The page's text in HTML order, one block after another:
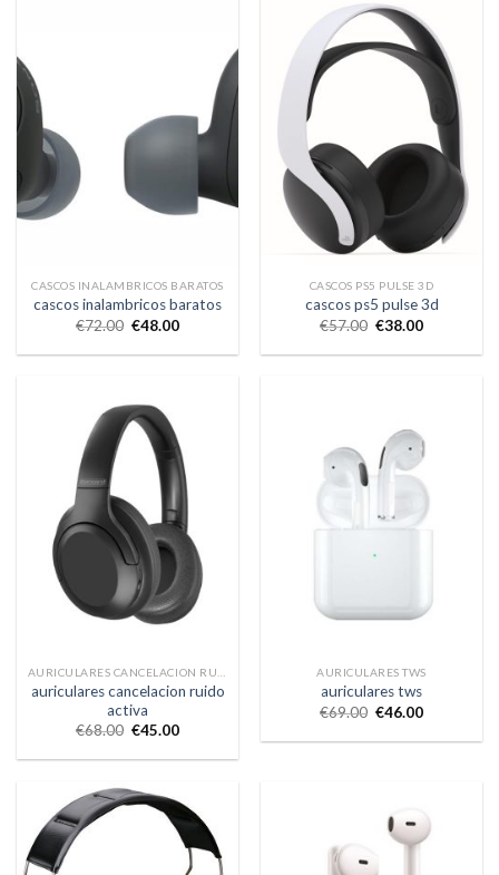
CASCOS INALAMBRICOS BARATOS
cascos inalambricos baratos
€72.00 €48.00
CASCOS PS5 PULSE 3D
cascos ps5 pulse 3d
€57.00 €38.00
auriculares cancelacion ruido
activa
€68.00 €45.00
AURICULARES TWS
auriculares tws
€69.00 €46.00